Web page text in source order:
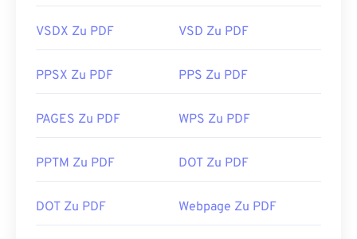
VSDX Zu PDF VSD Zu PDF
PPSX Zu PDF PPS Zu PDF
PAGES Zu PDF WPS Zu PDF
PPTM Zu PDF DOT Zu PDF
DOT Zu PDF Webpage Zu PDF